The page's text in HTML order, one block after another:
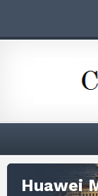
Huawei